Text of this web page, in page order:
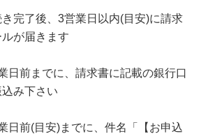
き完了後、3営業日以内(目安)に請求
が届きます
日前までに、請求書に記載の銀行口
み下さい
日前(目安)までに、件名「【お申込